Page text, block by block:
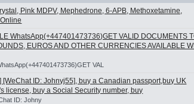
Pink MDPV, Mephedrone, 6-APB, Methoxetamine,
WhatsApp(+447401473736)GET VALID DOCUMENTS
EUROS AND OTHER CURRENCIES AVAILABLE
VAL
ID: Johnyj55], buy a Canadian passport,buy UK
license, buy a Social Security number, buy
ID: Johny